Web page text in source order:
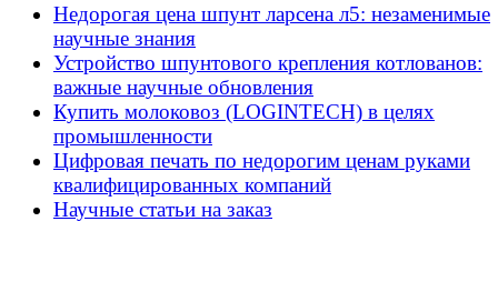
Недорогая цена шпунт ларсена л5: незаменимые
научные знания
Устройство шпунтового крепления котлованов:
важные научные обновления
Купить молоковоз (LOGINTECH) в целях
промышленности
Цифровая печать по недорогим ценам руками
квалифицированных компаний
Научные статьи на заказ